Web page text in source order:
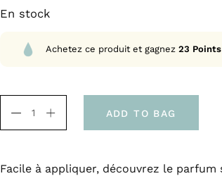
En stock
Achetez ce produit et gagnez 23 Points
ADD TO BAG
Facile à appliquer, découvrez le parfum